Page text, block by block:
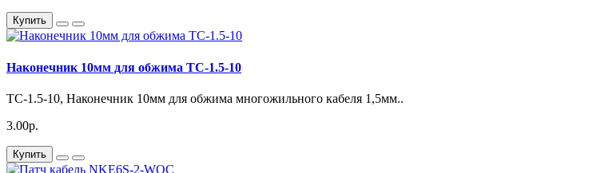
Купить
Наконечник 10мм для обжима TC-1.5-10
TC-1.5-10, Наконечник 10мм для обжима многожильного кабеля 1,5мм..
3.00р.
Купить